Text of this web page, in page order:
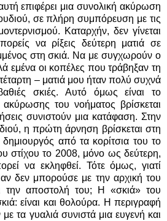
επιφέρει μια συνολική ακύρωση
σε πλήρη συμπόρευση με τις
Καταρχήν, δεν γίνεται
να ρίξεις δεύτερη ματιά σε
στη σκιά. Να με συγχωρούν ο
εμένα οι κοπέλες που τράβηξαν τη
τέταρτη – ματιά μου ήταν πολύ συχνά
σκιές. Αυτό όμως είναι το
του νοήματος βρίσκεται
συνιστούν μια κατάφαση. Στην
η πρώτη άρνηση βρίσκεται στη
από τα κορίτσια του το
στίχου το 2008, μόνο ως δεύτερη,
να εκληφθεί. Τότε όμως, γιατί
δεν μπορούσε με την αρχική του
την αποστολή του; Η «σκιά» του
είναι και θολούρα. Η περιγραφή
τα γυαλιά συνιστά μια ευγενή και